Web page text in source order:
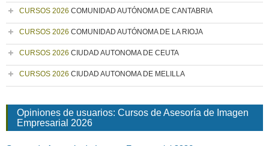
CURSOS 2026 COMUNIDAD AUTÓNOMA DE CANTABRIA
CURSOS 2026 COMUNIDAD AUTÓNOMA DE LA RIOJA
CURSOS 2026 CIUDAD AUTONOMA DE CEUTA
CURSOS 2026 CIUDAD AUTONOMA DE MELILLA
Opiniones de usuarios: Cursos de Asesoría de Imagen
Empresarial 2026